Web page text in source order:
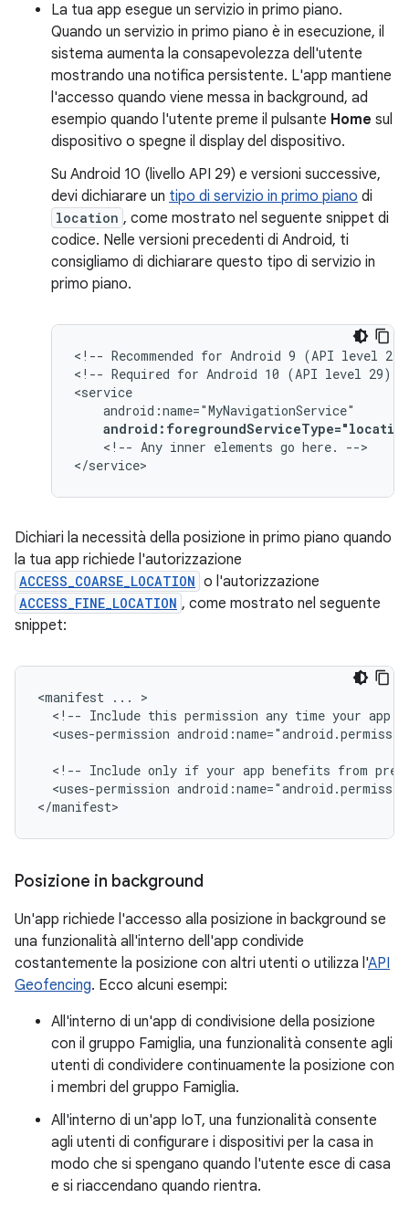
La tua app esegue un servizio in primo piano.
Quando un servizio in primo piano è in esecuzione, il
sistema aumenta la consapevolezza dell'utente
mostrando una notifica persistente. L'app mantiene
l'accesso quando viene messa in background, ad
esempio quando l'utente preme il pulsante Home sul
dispositivo o spegne il display del dispositivo.
Su Android 10 (livello API 29) e versioni successive,
devi dichiarare un tipo di servizio in primo piano di
location , come mostrato nel seguente snippet di
codice. Nelle versioni precedenti di Android, ti
consigliamo di dichiarare questo tipo di servizio in
primo piano.
<!-- Recommended for Android 9 (API level 28)
<!-- Required for Android 10 (API level 29)
<!-- Any inner elements go here.
-->
</service>
Dichiari la necessità della posizione in primo piano quando
la tua app richiede l'autorizzazione
ACCESS_COARSE_LOCATION o l'autorizzazione
ACCESS_FINE_LOCATION , come mostrato nel seguente
snippet:
<manifest ...
<!-- Include this permission any time your app
<uses-permission
<!-- Include only if your app benefits from
<uses-permission
</manifest>
Posizione in background
Un'app richiede l'accesso alla posizione in background se
una funzionalità all'interno dell'app condivide
costantemente la posizione con altri utenti o utilizza l'API
Geofencing. Ecco alcuni esempi:
All'interno di un'app di condivisione della posizione
con il gruppo Famiglia, una funzionalità consente agli
utenti di condividere continuamente la posizione con
i membri del gruppo Famiglia.
All'interno di un'app IoT, una funzionalità consente
agli utenti di configurare i dispositivi per la casa in
modo che si spengano quando l'utente esce di casa
e si riaccendano quando rientra.